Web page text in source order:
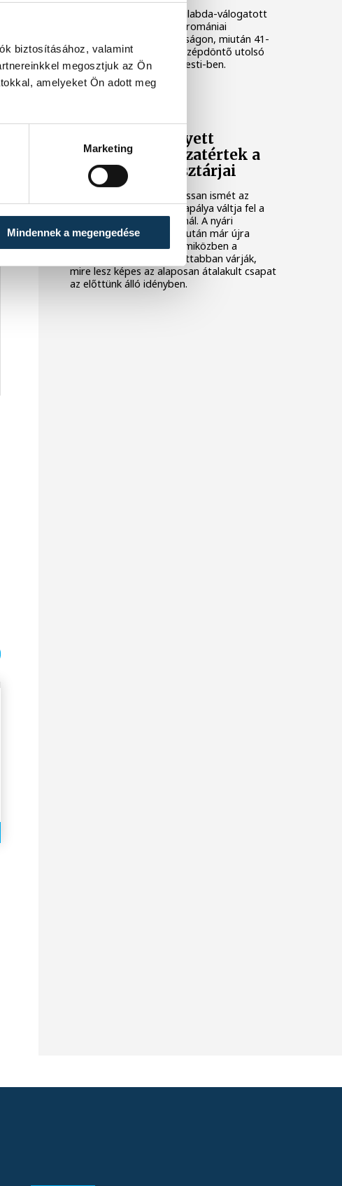
biztosításához, valamint
megosztjuk az Ön
amelyeket Ön adott meg
Marketing
Mindennek a megengedése
A magyar női ifjúsági kézilabda-válogatott
negyeddöntőbe jutott a romániai
korosztályos világbajnokságon, miután 41-
36-ra legyőzte Kínát a középdöntő utolsó
fordulójában, kedden Pitesti-ben.
Tengerpart helyett
edzőterem: visszatértek a
One Veszprém sztárjai
A tengerparti pihenést lassan ismét az
edzőterem és a kézilabdapálya váltja fel a
One Veszprém játékosainál. A nyári
szabadság utolsó napjai után már újra
együtt dolgozik a keret, miközben a
szurkolók is egyre izgatottabban várják,
mire lesz képes az alaposan átalakult csapat
az előttünk álló idényben.